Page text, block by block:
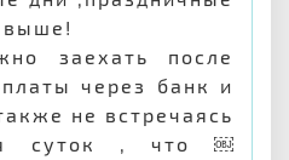
выше!
заехать после
через банк и
не встречаясь
суток , что ￼